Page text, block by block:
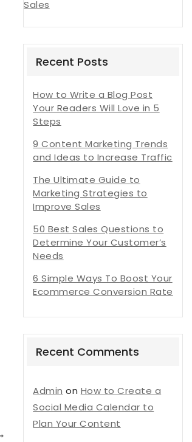
Sales
Recent Posts
How to Write a Blog Post
Your Readers Will Love in 5
Steps
9 Content Marketing Trends
and Ideas to Increase Traffic
The Ultimate Guide to
Marketing Strategies to
Improve Sales
50 Best Sales Questions to
Determine Your Customer’s
Needs
6 Simple Ways To Boost Your
Ecommerce Conversion Rate
Recent Comments
Admin on How to Create a
Social Media Calendar to
Plan Your Content